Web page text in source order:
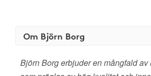
Om Björn Borg
Björn Borg erbjuder en mångfald